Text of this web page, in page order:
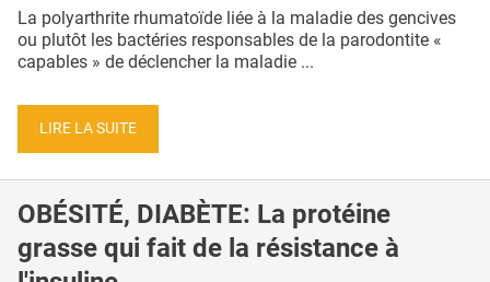
La polyarthrite rhumatoïde liée à la maladie des gencives
ou plutôt les bactéries responsables de la parodontite «
capables » de déclencher la maladie ...
LIRE LA SUITE
OBÉSITÉ, DIABÈTE: La protéine
grasse qui fait de la résistance à